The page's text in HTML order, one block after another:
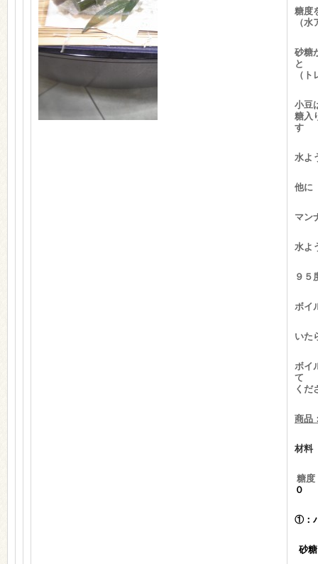
糖度
（
砂糖
（
小豆
糖入
水よ
他に
マン
水よ
９５
ボイ
いた
ボイ
て
くだ
商品
材料
糖度
①：